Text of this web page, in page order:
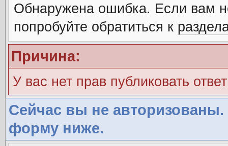
Обнаружена ошибка. Если вам
попробуйте обратиться к
Причина:
У вас нет прав публиковать
Сейчас вы не авторизованы.
форму ниже.